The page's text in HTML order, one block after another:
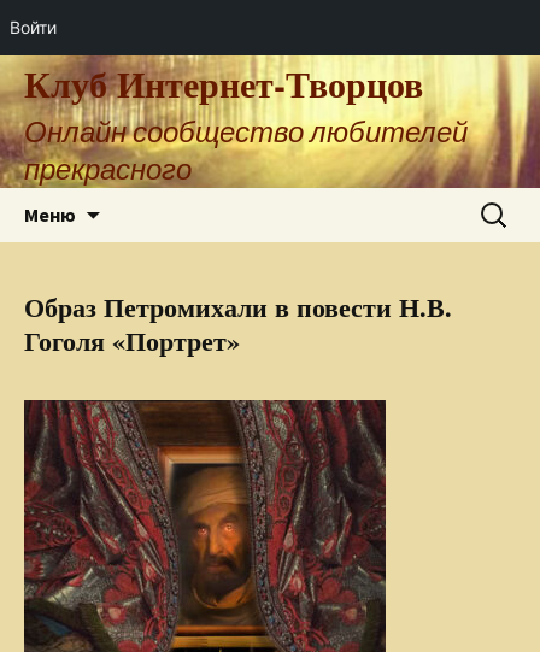
Войти
Клуб Интернет-Творцов
Онлайн сообщество любителей
прекрасного
Меню Найти:
Образ Петромихали в повести Н.В.
Гоголя «Портрет»